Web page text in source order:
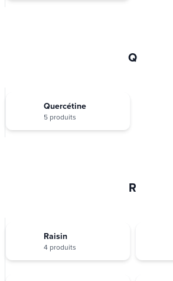
Q
Quercétine
5 produits
R
Raisin
4 produits